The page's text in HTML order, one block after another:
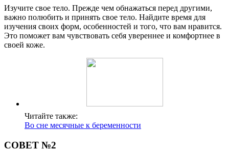
Изучите свое тело. Прежде чем обнажаться перед другими,
важно полюбить и принять свое тело. Найдите время для
изучения своих форм, особенностей и того, что вам нравится.
Это поможет вам чувствовать себя увереннее и комфортнее в
своей коже.
Читайте также:
Во сне месячные к беременности
СОВЕТ №2